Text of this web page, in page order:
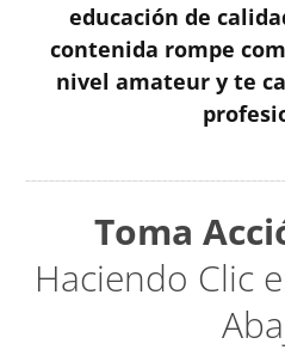
educación de
contenida rompe
nivel amateur y te
Toma
Haciendo Clic